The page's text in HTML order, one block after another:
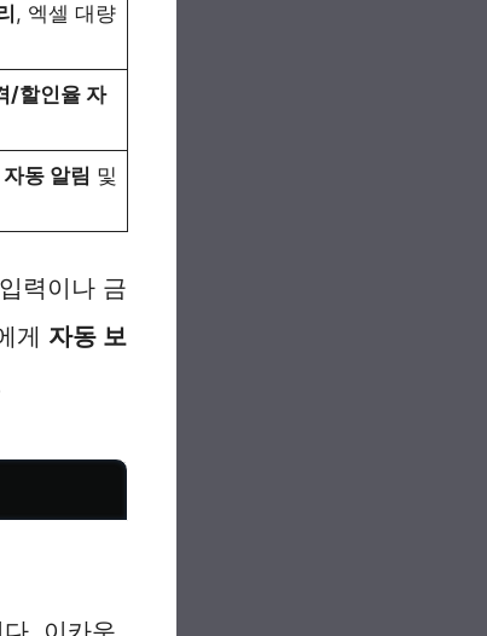
, 엑셀 대량
/할인율 자
동 알림 및
력이나 금
게 자동 보